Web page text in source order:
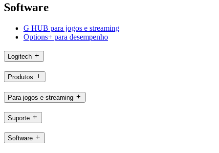
Software
G HUB para jogos e streaming
Options+ para desempenho
Logitech
Produtos
Para jogos e streaming
Suporte
Software